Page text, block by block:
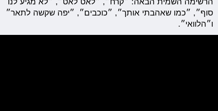
סוף״, ״כמו שאהבתי אותך״, ״כוכבים״, ״יפה שקשה לתאר״
ו״הלוואי״.